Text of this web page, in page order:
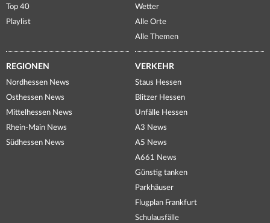
Top 40
Playlist
Wetter
Alle Orte
Alle Themen
REGIONEN
Nordhessen News
Osthessen News
Mittelhessen News
Rhein-Main News
Südhessen News
VERKEHR
Staus Hessen
Blitzer Hessen
Unfälle Hessen
A3 News
A5 News
A661 News
Günstig tanken
Parkhäuser
Flugplan Frankfurt
Schulausfälle